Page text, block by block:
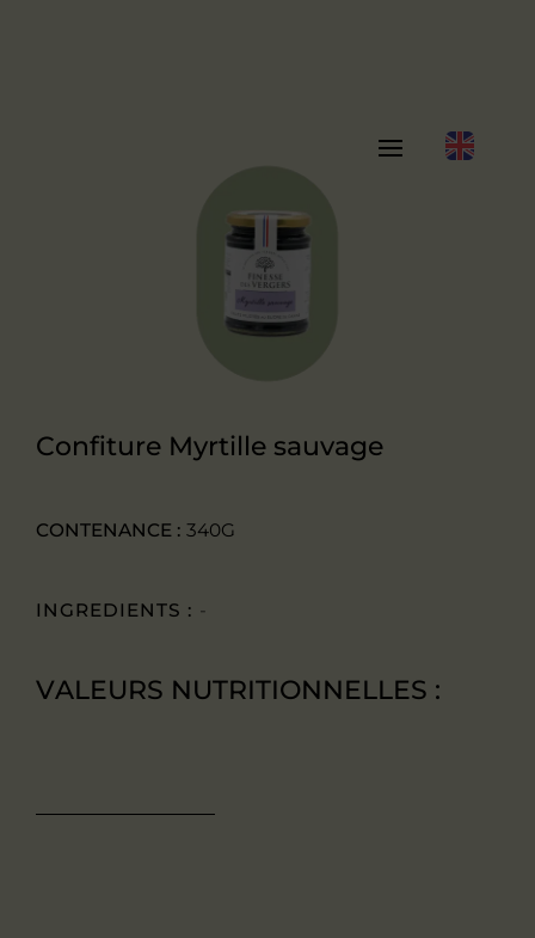
Confiture Myrtille sauvage
CONTENANCE : 340G
INGREDIENTS : -
VALEURS NUTRITIONNELLES :